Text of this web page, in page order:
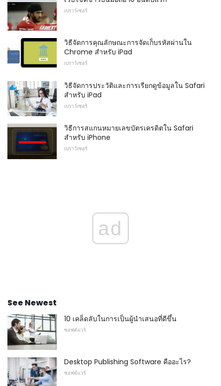
เบราว์เซอร์
วิธีจัดการคุณลักษณะการจัดเก็บรหัสผ่านใน
Chrome สำหรับ iPad
เบราว์เซอร์
วิธีจัดการประวัติและการเรียกดูข้อมูลใน Safari
สำหรับ iPad
เบราว์เซอร์
วิธีการสแกนหมายเลขบัตรเครดิตใน Safari
สำหรับ iPhone
เบราว์เซอร์
ad
See Newest
10 เคล็ดลับในการเป็นผู้นำเสนอที่ดีขึ้น
ซอฟต์แวร์
Desktop Publishing Software คืออะไร?
ซอฟต์แวร์